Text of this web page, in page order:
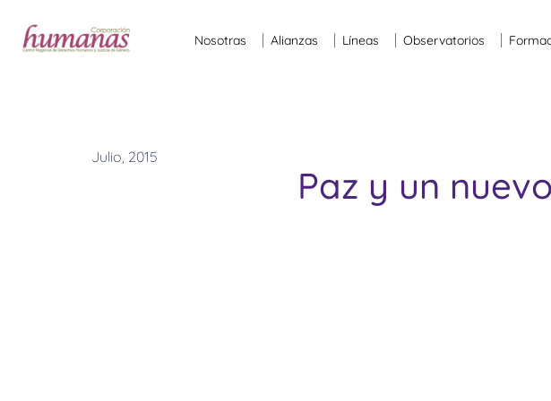
Nosotras Alianzas Líneas Observatorios
Julio, 2015
Paz y un